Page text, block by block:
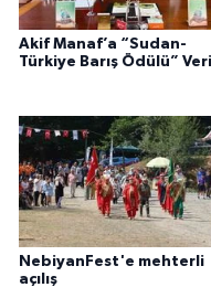
Akif Manaf’a “Sudan-
Türkiye Barış Ödülü”
NebiyanFest'e mehterli
açılış